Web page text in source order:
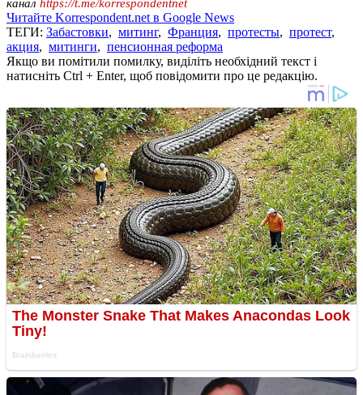
канал https://t.me/korrespondentnet
Читайте Korrespondent.net в Google News
ТЕГИ: Забастовки, митинг, Франция, протесты, протест,
акция, митинги, пенсионная реформа
Якщо ви помітили помилку, виділіть необхідний текст і
натисніть Ctrl + Enter, щоб повідомити про це редакцію.